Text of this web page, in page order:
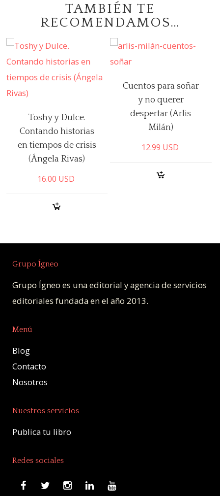
TAMBIÉN TE
RECOMENDAMOS…
Toshy y Dulce.
Contando historias
en tiempos de crisis
(Ángela Rivas)
16.00 USD
Cuentos para soñar
y no querer
despertar (Arlis
Milán)
12.99 USD
Grupo Ígneo
Grupo Ígneo es una editorial y agencia de servicios
editoriales fundada en el año 2013.
Menú
Blog
Contacto
Nosotros
Nuestros servicios
Publica tu libro
Redes sociales